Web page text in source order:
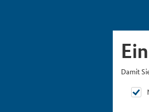
Damit